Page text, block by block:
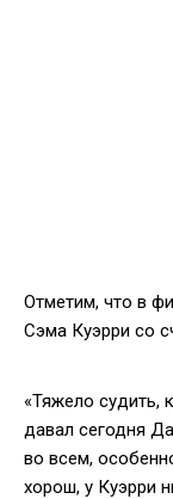
Отметим, что в
Сэма Куэрри со
«Тяжело судить,
давал сегодня
во всем,
хорош, у Куэрри